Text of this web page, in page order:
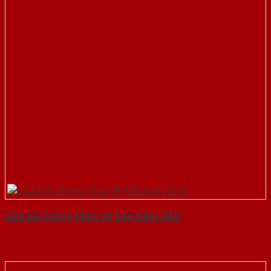
Cửa Gỗ Chống Cháy 2P Sơn Xám-SGD